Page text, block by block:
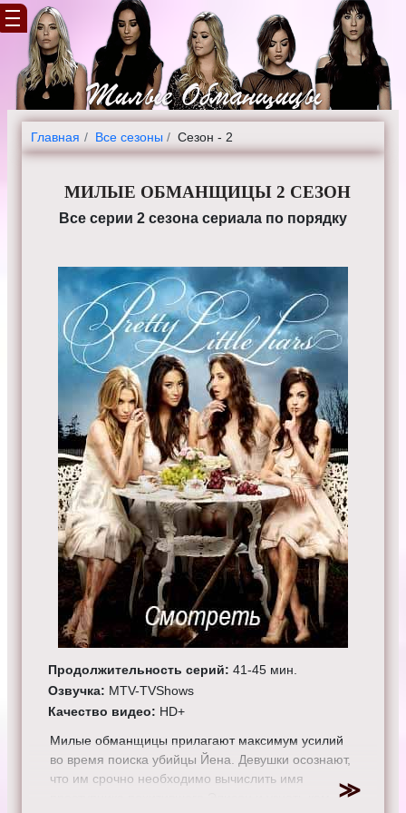
Главная Все сезоны Сезон - 2
МИЛЫЕ ОБМАНЩИЦЫ 2 СЕЗОН
Все серии 2 сезона сериала по порядку
Продолжительность серий: 41-45 мин.
Озвучка: MTV-TVShows
Качество видео: HD+
Милые обманщицы прилагают максимум усилий
во время поиска убийцы Йена. Девушки осознают,
что им срочно необходимо вычислить имя